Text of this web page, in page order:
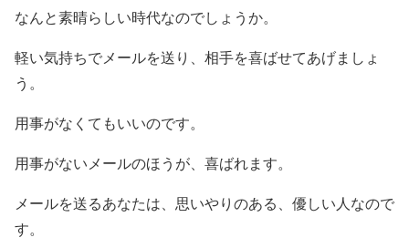
なんと素晴らしい時代なのでしょうか。
軽い気持ちでメールを送り、相手を喜ばせてあげましょ
う。
用事がなくてもいいのです。
用事がないメールのほうが、喜ばれます。
メールを送るあなたは、思いやりのある、優しい人なので
す。